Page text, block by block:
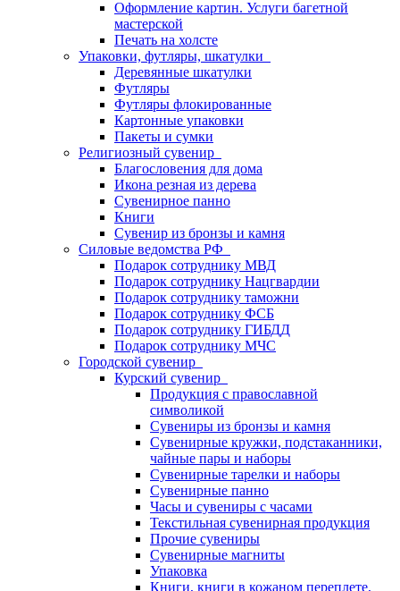
Оформление картин. Услуги багетной
мастерской
Печать на холсте
Упаковки, футляры, шкатулки
Деревянные шкатулки
Футляры
Футляры флокированные
Картонные упаковки
Пакеты и сумки
Религиозный сувенир
Благословения для дома
Икона резная из дерева
Сувенирное панно
Книги
Сувенир из бронзы и камня
Силовые ведомства РФ
Подарок сотруднику МВД
Подарок сотруднику Нацгвардии
Подарок сотруднику таможни
Подарок сотруднику ФСБ
Подарок сотруднику ГИБДД
Подарок сотруднику МЧС
Городской сувенир
Курский сувенир
Продукция с православной
символикой
Сувениры из бронзы и камня
Сувенирные кружки, подстаканники,
чайные пары и наборы
Сувенирные тарелки и наборы
Сувенирные панно
Часы и сувениры с часами
Текстильная сувенирная продукция
Прочие сувениры
Сувенирные магниты
Упаковка
Книги, книги в кожаном переплете,